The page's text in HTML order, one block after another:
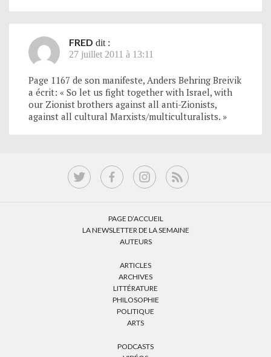
FRED dit :
27 juillet 2011 à 13:11
Page 1167 de son manifeste, Anders Behring Breivik
a écrit: « So let us fight together with Israel, with
our Zionist brothers against all anti-Zionists,
against all cultural Marxists/multiculturalists. »
PAGE D’ACCUEIL
LA NEWSLETTER DE LA SEMAINE
AUTEURS
ARTICLES
ARCHIVES
LITTÉRATURE
PHILOSOPHIE
POLITIQUE
ARTS
PODCASTS